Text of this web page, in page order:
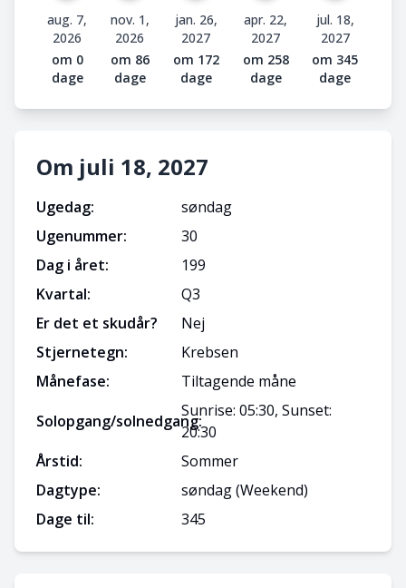
aug. 7,
2026
om 0
dage
nov. 1,
2026
om 86
dage
jan. 26,
2027
om 172
dage
apr. 22,
2027
om 258
dage
jul. 18,
2027
om 345
dage
Om juli 18, 2027
Ugedag:
søndag
Ugenummer:
30
Dag i året:
199
Kvartal:
Q3
Er det et skudår?
Nej
Stjernetegn:
Krebsen
Månefase:
Tiltagende måne
Solopgang/solnedgang:
Sunrise: 05:30, Sunset:
20:30
Årstid:
Sommer
Dagtype:
søndag(Weekend)
Dage til:
345